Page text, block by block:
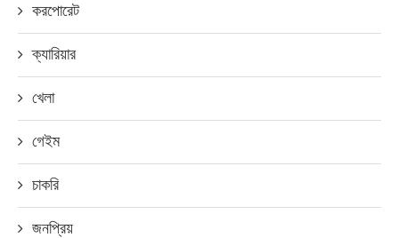
করপোরেট
ক্যারিয়ার
খেলা
গেইম
চাকরি
জনপ্রিয়